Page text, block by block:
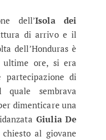
2019: Andrea
dell’Isola dei
di arrivo e il
dell’Honduras è
ultime ore, si era
partecipazione di
sembrava
dimenticare una
Giulia De
al giovane